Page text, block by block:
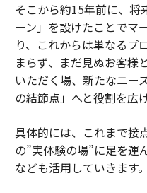
そこから約15年前に、将
ーン」を設けたことでマ
り、これからは単なるプ
まらず、まだ見ぬお客様
いただく場、新たなニー
の結節点」へと役割を広
具体的には、これまで接
の”実体験の場”に足を運
なども活用していきます。